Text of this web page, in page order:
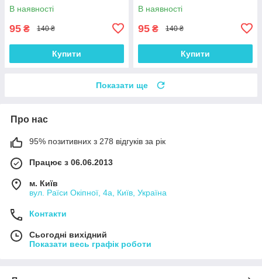
В наявності
95 ₴ 140 ₴
Купити
В наявності
95 ₴ 140 ₴
Купити
Показати ще
Про нас
95% позитивних з 278 відгуків за рік
Працює з 06.06.2013
м. Київ
вул. Раїси Окіпної, 4а, Київ, Україна
Контакти
Сьогодні вихідний
Показати весь графік роботи